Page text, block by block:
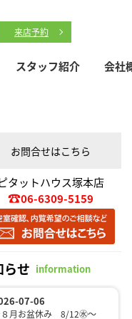
来店予約
スタッフ紹介 会社
お問合せはこちら
タットハウス塚本店
06-6309-5159
らせ information